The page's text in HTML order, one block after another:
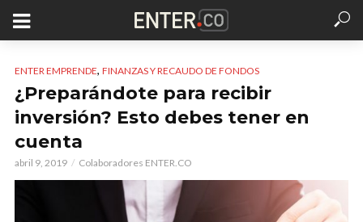
ENTER EMPRENDE, FINANZAS Y RECAUDO DE FONDOS
¿Preparándote para recibir
inversión? Esto debes tener en
cuenta
abril 9, 2019 Colaboradores ENTER.CO